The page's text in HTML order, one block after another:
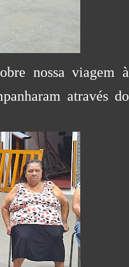
nossa viagem à
através do